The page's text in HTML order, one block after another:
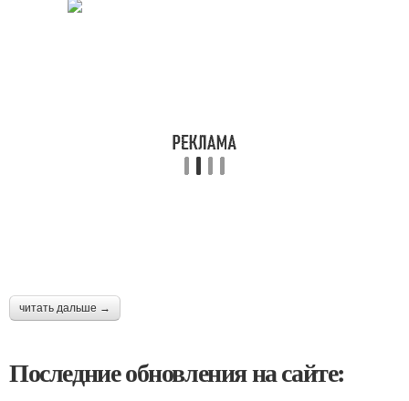
читать дальше →
Последние обновления на сайте: